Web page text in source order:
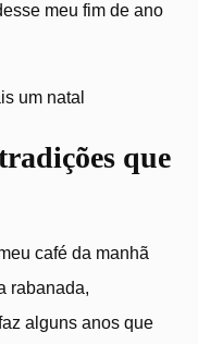
meu fim de ano
que
café da manhã
rabanada,
alguns anos que